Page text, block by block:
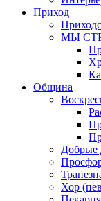
Приход
МЫ
Община
Добрые
Хор